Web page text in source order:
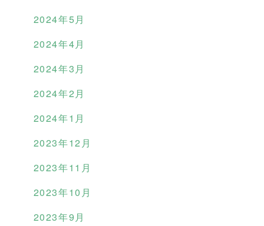
2024年5月
2024年4月
2024年3月
2024年2月
2024年1月
2023年12月
2023年11月
2023年10月
2023年9月